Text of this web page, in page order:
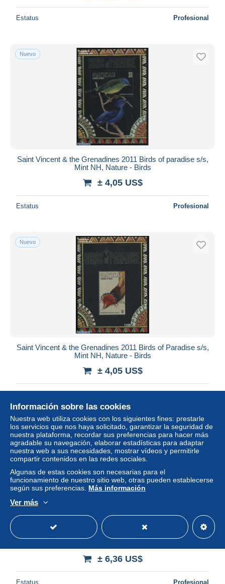
Estatus Profesional
Nuevo
Saint Vincent & the Grenadines 2011 Birds of paradise s/s,
Mint NH, Nature - Birds
± 4,05 US$
Estatus Profesional
Nuevo
Saint Vincent & the Grenadines 2011 Birds of Paradise s/s,
Mint NH, Nature - Birds
± 4,05 US$
Nuevo
Saint Vincent & the Grenadines 2013 Mustique, J.F.
± 6,36 US$
Estatus Profesional
Información sobre las cookies
Nuestra web utiliza cookies con los siguientes fines: prestarle
los servicios que nos haya solicitado, garantizar la seguridad de
nuestra plataforma, recordar sus preferencias para hacer más
agradable su navegación, elaborar estadísticas para adaptar
nuestra web a sus necesidades, mostrar vídeos y permitirle
compartir contenidos en las redes sociales.
Algunas de estas cookies son necesarias para el
funcionamiento de nuestro sitio web, otras pueden establecerse
según sus preferencias. Más información
Ver más